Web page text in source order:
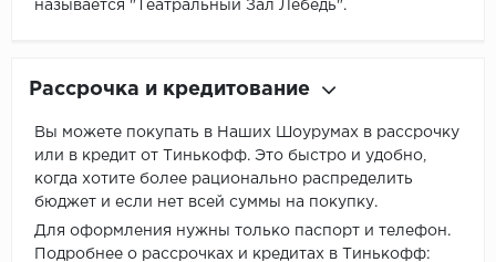
называется "Театральный Зал Лебедь".
Рассрочка и кредитование
Вы можете покупать в Наших Шоурумах в рассрочку
или в кредит от Тинькофф. Это быстро и удобно,
когда хотите более рационально распределить
бюджет и если нет всей суммы на покупку.
Для оформления нужны только паспорт и телефон.
Подробнее о рассрочках и кредитах в Тинькофф: